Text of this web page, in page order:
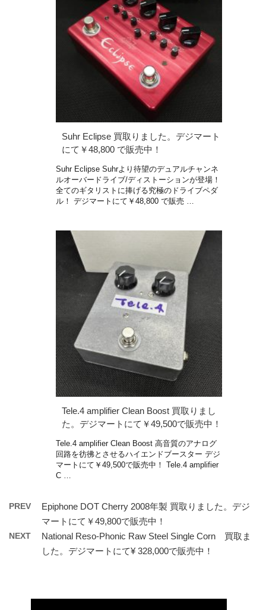
Suhr Eclipse 買取りました。デジマート
にて￥48,800 で販売中！
Suhr Eclipse Suhrより待望のデュアルチャンネ
ルオーバードライブ/ディストーションが登場！
全てのギタリストに捧げる究極のドライブペダ
ル！ デジマートにて￥48,800 で販売 …
Tele.4 amplifier Clean Boost 買取りまし
た。デジマートにて￥49,500で販売中！
Tele.4 amplifier Clean Boost 高音質のアナログ
回路を彷彿とさせるハイエンドブースター デジ
マートにて￥49,500で販売中！ Tele.4 amplifier
C …
PREV
Epiphone DOT Cherry 2008年製 買取りました。デジ
マートにて￥49,800で販売中！
NEXT
National Reso-Phonic Raw Steel Single Corn 買取ま
した。デジマートにて¥ 328,000で販売中！